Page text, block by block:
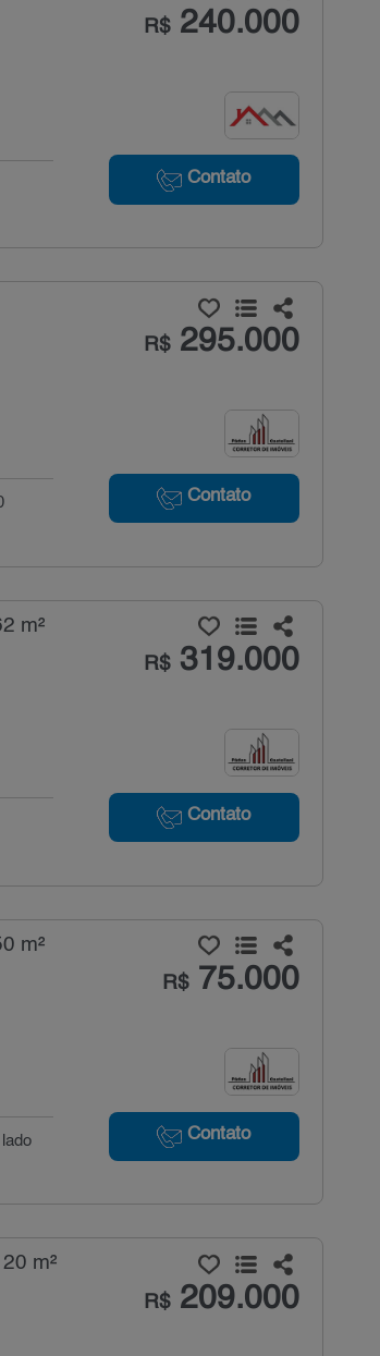
R$240.000
Contato
R$295.000
Contato
m²
R$319.000
Contato
m²
R$75.000
Contato
m²
R$209.000